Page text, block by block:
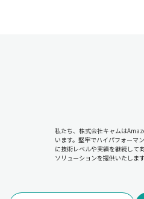
私たち、株式会社キャムは
います。堅牢でハイパフォーマ
に技術レベルや実績を継続して
ソリューションを提供いたします